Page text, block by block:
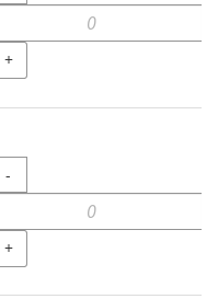
+
Menge
-
+